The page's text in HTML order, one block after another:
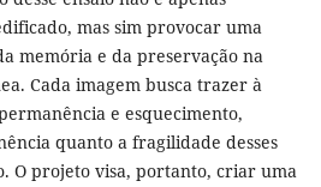
mas sim provocar uma
memória e da preservação na
Cada imagem busca trazer à
e esquecimento,
quanto a fragilidade desses
O projeto visa, portanto, criar uma